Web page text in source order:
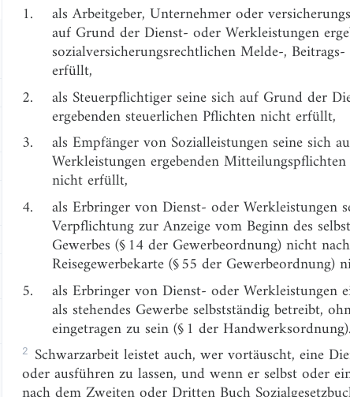
1.
als Arbeitgeber, Unternehmer oder
auf Grund der Dienst- oder Werkleistungen
sozialversicherungsrechtlichen Melde-,
erfüllt,
2.
als Steuerpflichtiger seine sich auf Grund der
ergebenden steuerlichen Pflichten nicht erfüllt,
3.
als Empfänger von Sozialleistungen seine sich
Werkleistungen ergebenden
nicht erfüllt,
4.
als Erbringer von Dienst- oder Werkleistungen
Verpflichtung zur Anzeige vom Beginn des
Gewerbes (§ 14 der Gewerbeordnung) nicht
Reisegewerbekarte (§ 55 der
5.
als Erbringer von Dienst- oder Werkleistungen
als stehendes Gewerbe selbstständig betreibt,
eingetragen zu sein (§ 1 der Handwerksordnung).
2 Schwarzarbeit leistet auch, wer vortäuscht, eine
oder ausführen zu lassen, und wenn er selbst oder